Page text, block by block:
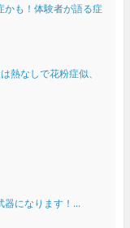
かも！体験者が語る症
熱なしで花粉症似、
器になります！...